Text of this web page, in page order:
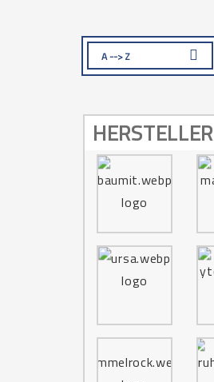
A --> Z
HERSTELLER